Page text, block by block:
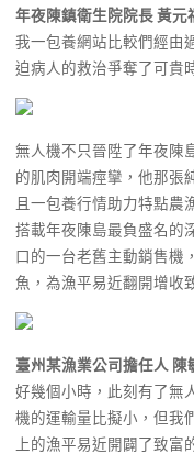
年夜陳鎮衛生院院長 黃元
我一包養網站比較們經由
迫病人的救治爭奪了可貴
無人機不只晉陞了年夜陳
的肌肉開端痙攣，他那張
且一包養行情助力特點農
搭載年夜陳島最負盛名的
口的一台老舊主動銷售機
魚，為漁平易近翻開增收
臺州某漁業公司擔任人 陳
好幾個小時，此刻有了無
機的運輸量比擬小，但我
上的漁平易近開闢了致富